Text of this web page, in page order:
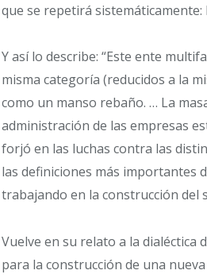
que se repetirá sistemáticamente:
Y así lo describe: “Este ente
misma categoría (reducidos a la
como un manso rebaño. … La
administración de las empresas
forjó en las luchas contra las
las definiciones más importantes
trabajando en la construcción del
Vuelve en su relato a la dialéctica
para la construcción de una